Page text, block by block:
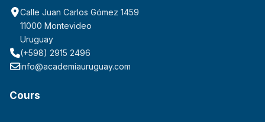
Calle Juan Carlos Gómez 1459
11000 Montevideo
Uruguay
(+598) 2915 2496
info@academiauruguay.com
Cours